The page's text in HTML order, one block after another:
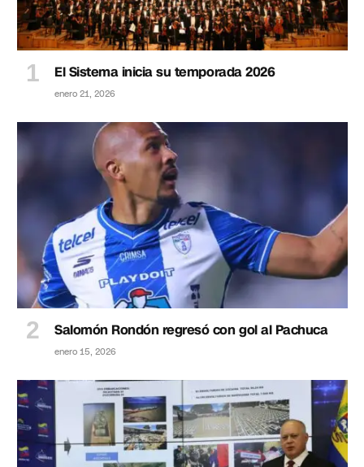
El Sistema inicia su temporada 2026
enero 21, 2026
Salomón Rondón regresó con gol al Pachuca
enero 15, 2026